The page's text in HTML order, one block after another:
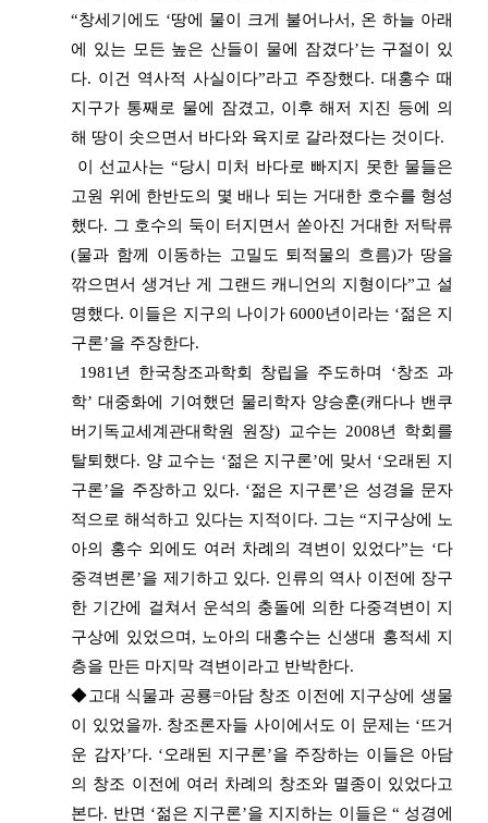
“창세기에도 ‘땅에 물이 크게 불어나서, 온 하늘 아래
에 있는 모든 높은 산들이 물에 잠겼다’는 구절이 있
다. 이건 역사적 사실이다”라고 주장했다. 대홍수 때
지구가 통째로 물에 잠겼고, 이후 해저 지진 등에 의
해 땅이 솟으면서 바다와 육지로 갈라졌다는 것이다.
이 선교사는 “당시 미처 바다로 빠지지 못한 물들은
고원 위에 한반도의 몇 배나 되는 거대한 호수를 형성
했다. 그 호수의 둑이 터지면서 쏟아진 거대한 저탁류
(물과 함께 이동하는 고밀도 퇴적물의 흐름)가 땅을
깎으면서 생겨난 게 그랜드 캐니언의 지형이다”고 설
명했다. 이들은 지구의 나이가 6000년이라는 ‘젊은 지
구론’을 주장한다.
1981년 한국창조과학회 창립을 주도하며 ‘창조 과
학’ 대중화에 기여했던 물리학자 양승훈(캐다나 밴쿠
버기독교세계관대학원 원장) 교수는 2008년 학회를
탈퇴했다. 양 교수는 ‘젊은 지구론’에 맞서 ‘오래된 지
구론’을 주장하고 있다. ‘젊은 지구론’은 성경을 문자
적으로 해석하고 있다는 지적이다. 그는 “지구상에 노
아의 홍수 외에도 여러 차례의 격변이 있었다”는 ‘다
중격변론’을 제기하고 있다. 인류의 역사 이전에 장구
한 기간에 걸쳐서 운석의 충돌에 의한 다중격변이 지
구상에 있었으며, 노아의 대홍수는 신생대 홍적세 지
층을 만든 마지막 격변이라고 반박한다.
◆고대 식물과 공룡=아담 창조 이전에 지구상에 생물
이 있었을까. 창조론자들 사이에서도 이 문제는 ‘뜨거
운 감자’다. ‘오래된 지구론’을 주장하는 이들은 아담
의 창조 이전에 여러 차례의 창조와 멸종이 있었다고
본다. 반면 ‘젊은 지구론’을 지지하는 이들은 “ 성경에